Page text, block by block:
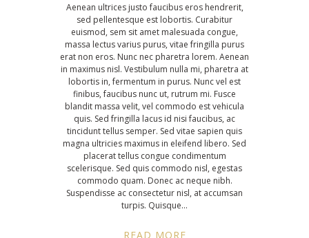
Aenean ultrices justo faucibus eros hendrerit,
sed pellentesque est lobortis. Curabitur
euismod, sem sit amet malesuada congue,
massa lectus varius purus, vitae fringilla purus
erat non eros. Nunc nec pharetra lorem. Aenean
in maximus nisl. Vestibulum nulla mi, pharetra at
lobortis in, fermentum in purus. Nunc vel est
finibus, faucibus nunc ut, rutrum mi. Fusce
blandit massa velit, vel commodo est vehicula
quis. Sed fringilla lacus id nisi faucibus, ac
tincidunt tellus semper. Sed vitae sapien quis
magna ultricies maximus in eleifend libero. Sed
placerat tellus congue condimentum
scelerisque. Sed quis commodo nisl, egestas
commodo quam. Donec ac neque nibh.
Suspendisse ac consectetur nisl, at accumsan
turpis. Quisque
READ MORE